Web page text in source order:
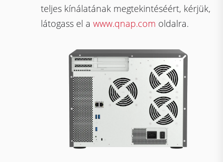
teljes kínálatának megtekintéséért, kérjük,
látogass el awww.qnap.com oldalra.